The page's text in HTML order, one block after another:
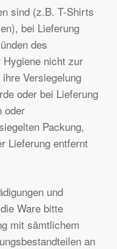
sind (z.B. T-Shirts
bei Lieferung
des
nicht zur
Versiegelung
oder bei Lieferung
oder
Packung,
Lieferung entfernt
und
Ware bitte
mit sämtlichem
an